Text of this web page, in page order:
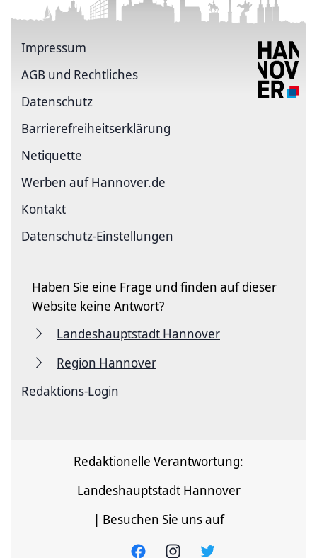
Impressum
AGB und Rechtliches
Datenschutz
Barriere­freiheits­erklärung
Netiquette
Werben auf Hannover.de
Kontakt
Datenschutz-Einstellungen
Haben Sie eine Frage und finden auf dieser
Website keine Antwort?
Landeshauptstadt Hannover
Region Hannover
Redaktions-Login
Redaktionelle Verantwortung:
Landeshauptstadt Hannover
| Besuchen Sie uns auf